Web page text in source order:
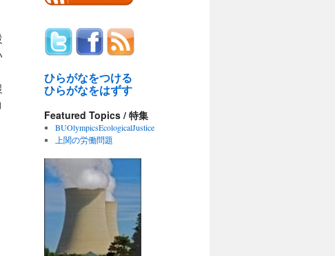
ひらがなをつける
ひらがなをはずす
Featured Topics / 特集
BUOlympicsEcologicalJustice
上関の労働問題